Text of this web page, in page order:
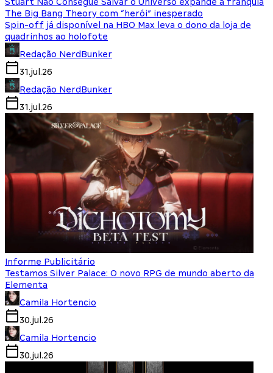
The Big Bang Theory com “herói” inesperado
Spin-off já disponível na HBO Max leva o dono da loja de
quadrinhos ao holofote
Redação NerdBunker
31.jul.26
Redação NerdBunker
31.jul.26
Informe Publicitário
Testamos Silver Palace: O novo RPG de mundo aberto da
Elementa
Camila Hortencio
30.jul.26
Camila Hortencio
30.jul.26